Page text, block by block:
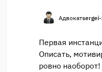
Адвокат
Первая
Описать,
ровно